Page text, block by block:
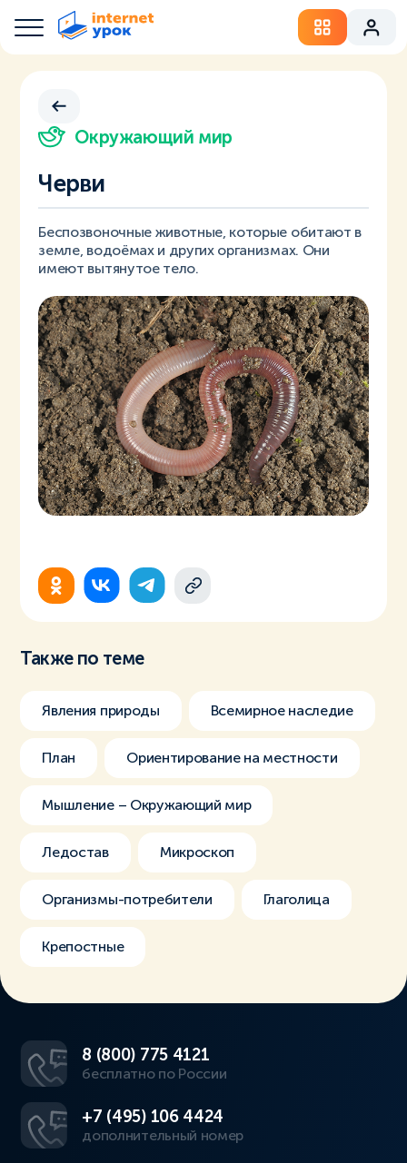
Окружающий мир
Черви
Беспозвоночные животные, которые обитают в
земле, водоёмах и других организмах. Они
имеют вытянутое тело.
Также по теме
Явления природы Всемирное наследие
План Ориентирование на местности
Мышление – Окружающий мир
Ледостав Микроскоп
Организмы-потребители Глаголица
Крепостные
8 (800) 775 4121
бесплатно по России
+7 (495) 106 4424
дополнительный номер